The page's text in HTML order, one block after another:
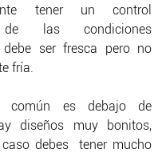
tener un control
de las condiciones
debe ser fresca pero no
fría.
común es debajo de
diseños muy bonitos,
debes  tener mucho